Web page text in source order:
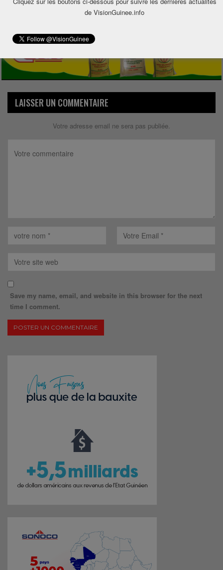
Share
LAISSER UN COMMENTAIRE
Votre adresse email ne sera pas publiée.
Save my name, email, and website in this browser for the next
time I comment.
de VisionGuinee.info